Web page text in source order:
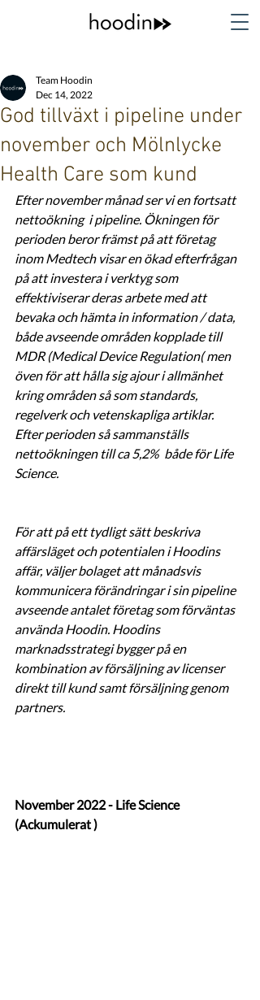
God tillväxt i pipeline under
november och Mölnlycke
Health Care som kund
Team Hoodin
Dec 14, 2022
Efter november månad ser vi en fortsatt
nettoökning  i pipeline. Ökningen för
perioden beror främst på att företag
inom Medtech visar en ökad efterfrågan
på att investera i verktyg som
effektiviserar deras arbete med att
bevaka och hämta in information / data,
både avseende områden kopplade till
MDR (Medical Device Regulation( men
öven för att hålla sig ajour i allmänhet
kring områden så som standards,
regelverk och vetenskapliga artiklar.
Efter perioden så sammanställs
nettoökningen till ca 5,2%  både för Life
Science.
För att på ett tydligt sätt beskriva
affärsläget och potentialen i Hoodins
affär, väljer bolaget att månadsvis
kommunicera förändringar i sin pipeline
avseende antalet företag som förväntas
använda Hoodin. Hoodins
marknadsstrategi bygger på en
kombination av försäljning av licenser
direkt till kund samt försäljning genom
partners.
November 2022 - Life Science
(Ackumulerat )